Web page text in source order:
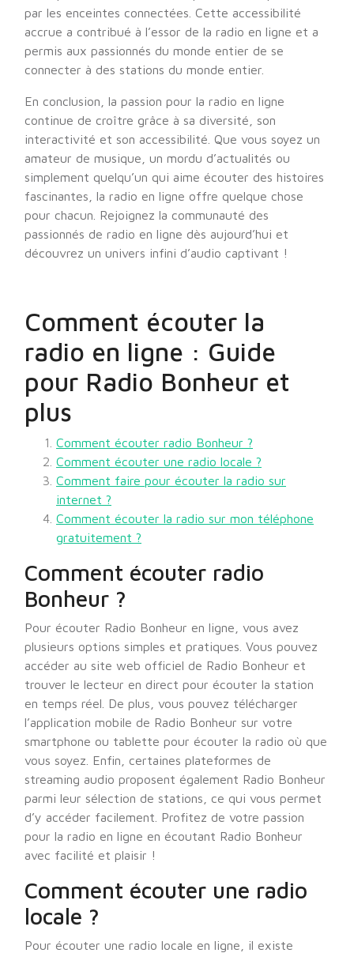
par les enceintes connectées. Cette accessibilité
accrue a contribué à l’essor de la radio en ligne et a
permis aux passionnés du monde entier de se
connecter à des stations du monde entier.
En conclusion, la passion pour la radio en ligne
continue de croître grâce à sa diversité, son
interactivité et son accessibilité. Que vous soyez un
amateur de musique, un mordu d’actualités ou
simplement quelqu’un qui aime écouter des histoires
fascinantes, la radio en ligne offre quelque chose
pour chacun. Rejoignez la communauté des
passionnés de radio en ligne dès aujourd’hui et
découvrez un univers infini d’audio captivant !
Comment écouter la
radio en ligne : Guide
pour Radio Bonheur et
plus
Comment écouter radio Bonheur ?
Comment écouter une radio locale ?
Comment faire pour écouter la radio sur
internet ?
Comment écouter la radio sur mon téléphone
gratuitement ?
Comment écouter radio
Bonheur ?
Pour écouter Radio Bonheur en ligne, vous avez
plusieurs options simples et pratiques. Vous pouvez
accéder au site web officiel de Radio Bonheur et
trouver le lecteur en direct pour écouter la station
en temps réel. De plus, vous pouvez télécharger
l’application mobile de Radio Bonheur sur votre
smartphone ou tablette pour écouter la radio où que
vous soyez. Enfin, certaines plateformes de
streaming audio proposent également Radio Bonheur
parmi leur sélection de stations, ce qui vous permet
d’y accéder facilement. Profitez de votre passion
pour la radio en ligne en écoutant Radio Bonheur
avec facilité et plaisir !
Comment écouter une radio
locale ?
Pour écouter une radio locale en ligne, il existe